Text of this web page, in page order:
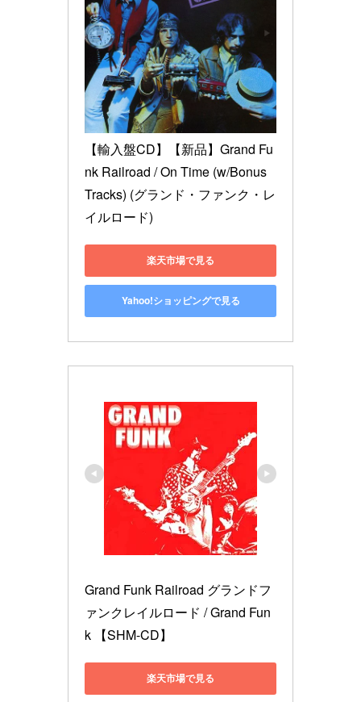
【輸入盤CD】【新品】Grand Fu
nk Railroad / On Time (w/Bonus
Tracks) (グランド・ファンク・レ
イルロード)
楽天市場で見る
Yahoo!ショッピングで見る
Grand Funk Railroad グランドフ
ァンクレイルロード / Grand Fun
k 【SHM-CD】
楽天市場で見る